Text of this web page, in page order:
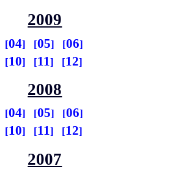
2009
04 05
06
10 11 12
2008
04 05
06
10 11 12
2007